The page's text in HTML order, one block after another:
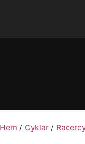
Hem / Cyklar /